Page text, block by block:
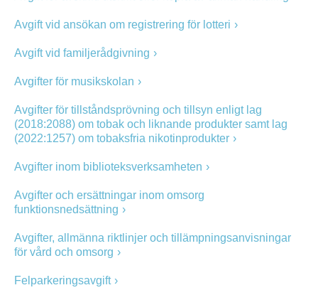
Avgift vid ansökan om registrering för lotteri
Avgift vid familjerådgivning
Avgifter för musikskolan
Avgifter för tillståndsprövning och tillsyn enligt lag
(2018:2088) om tobak och liknande produkter samt lag
(2022:1257) om tobaksfria nikotinprodukter
Avgifter inom biblioteksverksamheten
Avgifter och ersättningar inom omsorg
funktionsnedsättning
Avgifter, allmänna riktlinjer och tillämpningsanvisningar
för vård och omsorg
Felparkeringsavgift